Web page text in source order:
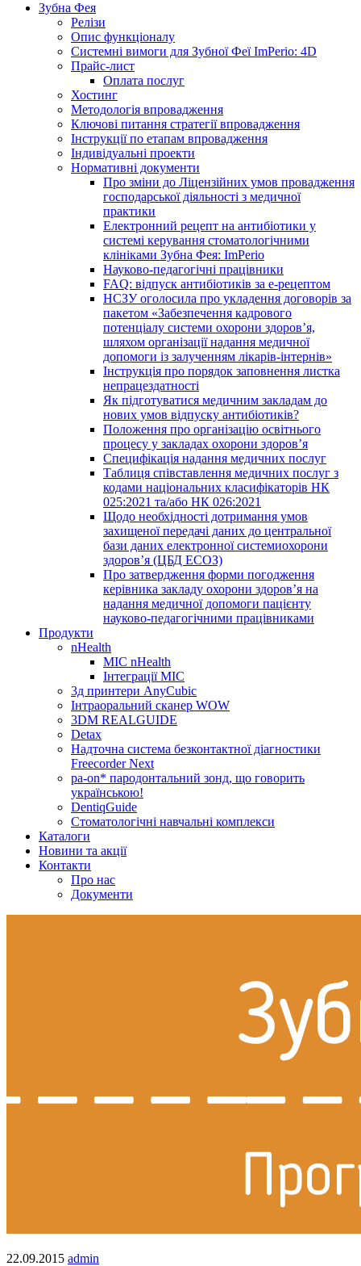
Зубна Фея
Релізи
Опис функціоналу
Системні вимоги для Зубної Феї ImPerio: 4D
Прайс-лист
Оплата послуг
Хостинг
Методологія впровадження
Ключові питання стратегії впровадження
Інструкції по етапам впровадження
Індивідуальні проекти
Нормативні документи
Про зміни до Ліцензійних умов провадження
господарської діяльності з медичної
практики
Електронний рецепт на антибіотики у
системі керування стоматологічними
клініками Зубна Фея: ImPerio
Науково-педагогічні працівники
FAQ: відпуск антибіотиків за е-рецептом
НСЗУ оголосила про укладення договорів за
пакетом «Забезпечення кадрового
потенціалу системи охорони здоров’я,
шляхом організації надання медичної
допомоги із залученням лікарів-інтернів»
Інструкція про порядок заповнення листка
непрацездатності
Як підготуватися медичним закладам до
нових умов відпуску антибіотиків?
Положення про організацію освітнього
процесу у закладах охорони здоров’я
Специфікація надання медичних послуг
Таблиця співставлення медичних послуг з
кодами національних класифікаторів НК
025:2021 та/або НК 026:2021
Щодо необхідності дотримання умов
захищеної передачі даних до центральної
бази даних електронної системиохорони
здоров’я (ЦБД ЕСОЗ)
Про затвердження форми погодження
керівника закладу охорони здоров’я на
надання медичної допомоги пацієнту
науково-педагогічними працівниками
Продукти
nHealth
МІС nHealth
Інтеграції МІС
3д принтери AnyCubic
Інтраоральний сканер WOW
3DM REALGUIDE
Detax
Надточна система безконтактної діагностики
Freecorder Next
pa-on* пародонтальний зонд, що говорить
українською!
DentiqGuide
Стоматологічні навчальні комплекси
Каталоги
Новини та акції
Контакти
Про нас
Документи
22.09.2015 admin